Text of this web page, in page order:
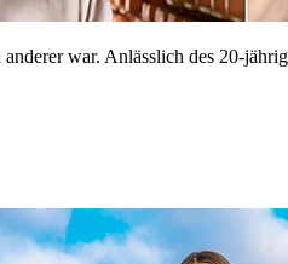
war. Anlässlich des 20-